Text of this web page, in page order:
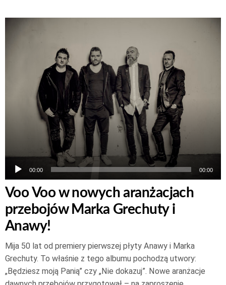
Odtwarzacz
dźwiękowych
00:00 00:00
Voo Voo w nowych aranżacjach
przebojów Marka Grechuty i
Anawy!
Mija 50 lat od premiery pierwszej płyty Anawy i Marka
Grechuty. To właśnie z tego albumu pochodzą utwory:
„Będziesz moją Panią” czy „Nie dokazuj”. Nowe aranżacje